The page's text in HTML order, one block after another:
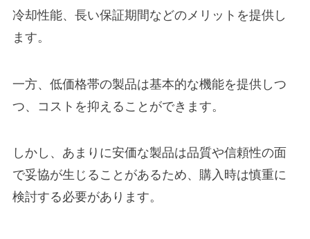
冷却性能、長い保証期間などのメリットを提供し
ます。
一方、低価格帯の製品は基本的な機能を提供しつ
つ、コストを抑えることができます。
しかし、あまりに安価な製品は品質や信頼性の面
で妥協が生じることがあるため、購入時は慎重に
検討する必要があります。